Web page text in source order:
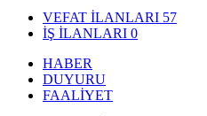
VEFAT İLANLARI 57
İŞ İLANLARI 0
HABER
DUYURU
FAALİYET